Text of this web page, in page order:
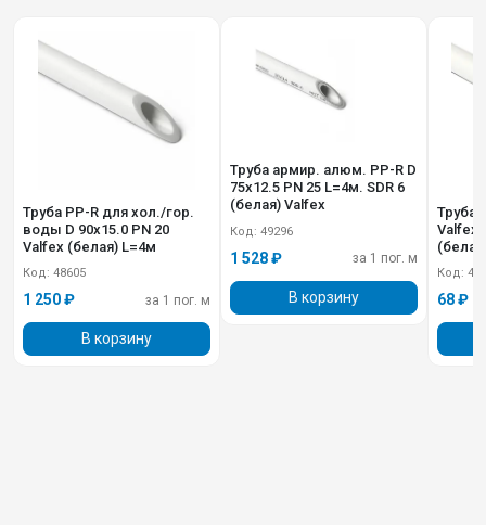
Труба PP-R для хол./гор.
воды D 90х15.0 PN 20
Valfex (белая) L=4м
Код: 48605
1 250 ₽ за 1 пог. м
В корзину
Труба армир. алюм. PP-R D
75х12.5 PN 25 L=4м. SDR 6
(белая) Valfex
Код: 49296
1 528 ₽ за 1 пог. м
В корзину
Труба
Valfex D 20х3.4
Код:
68 ₽